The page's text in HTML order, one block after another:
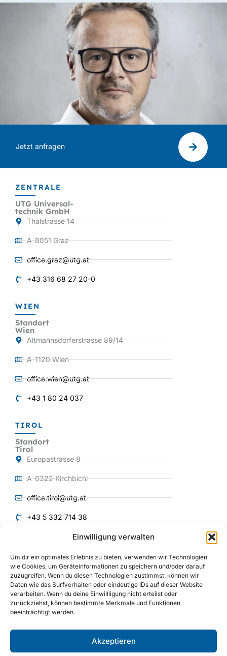
Einwilligung verwalten
Um dir ein optimales Erlebnis zu bieten, verwenden wir Technologien
wie Cookies, um Geräteinformationen zu speichern und/oder darauf
zuzugreifen. Wenn du diesen Technologien zustimmst, können wir
Daten wie das Surfverhalten oder eindeutige IDs auf dieser Website
verarbeiten. Wenn du deine Einwillligung nicht erteilst oder
zurückziehst, können bestimmte Merkmale und Funktionen
beeinträchtigt werden.
Akzeptieren
Jetzt anfragen
ZENTRALE
UTG Universal-
technik GmbH
Thalstrasse 14
A-8051 Graz
office.graz@utg.at
+43 316 68 27 20-0
WIEN
Standort
Wien
Altmannsdorferstrasse 89/14
A-1120 Wien
office.wien@utg.at
+43 1 80 24 037
TIROL
Standort
Tirol
Europastrasse 8
A-6322 Kirchbichl
office.tirol@utg.at
+43 5 332 714 38
Produkte und
Services
Über uns
Anlagenbau
Maschinenbau
n o i